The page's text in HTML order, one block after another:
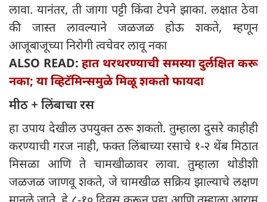
लावा. यानंतर, ती जागा पट्टी किंवा टेपने झाका. लक्षात ठेवा
की जास्त लावल्याने जळजळ होऊ शकते, म्हणून
आजूबाजूच्या निरोगी त्वचेवर लावू नका
ALSO READ:हात थरथरण्याची समस्या दुर्लक्षित करू
नका; या व्हिटॅमिन्समुळे मिळू शकतो फायदा
मीठ + लिंबाचा रस
हा उपाय देखील उपयुक्त ठरू शकतो. तुम्हाला दुसरे काहीही
करण्याची गरज नाही, फक्त लिंबाच्या रसाचे १-२ थेंब मिठात
मिसळा आणि ते चामखीळावर लावा. तुम्हाला थोडीशी
जळजळ जाणवू शकते, जे चामखीळ सक्रिय झाल्याचे लक्षण